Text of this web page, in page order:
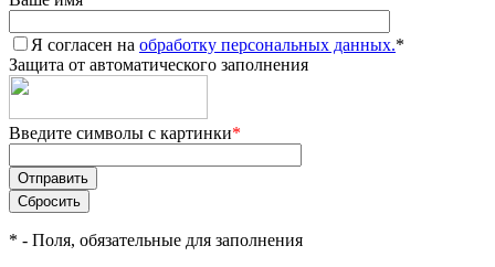
Я согласен на обработку персональных данных.*
Защита от автоматического заполнения
Введите символы с картинки*
* - Поля, обязательные для заполнения